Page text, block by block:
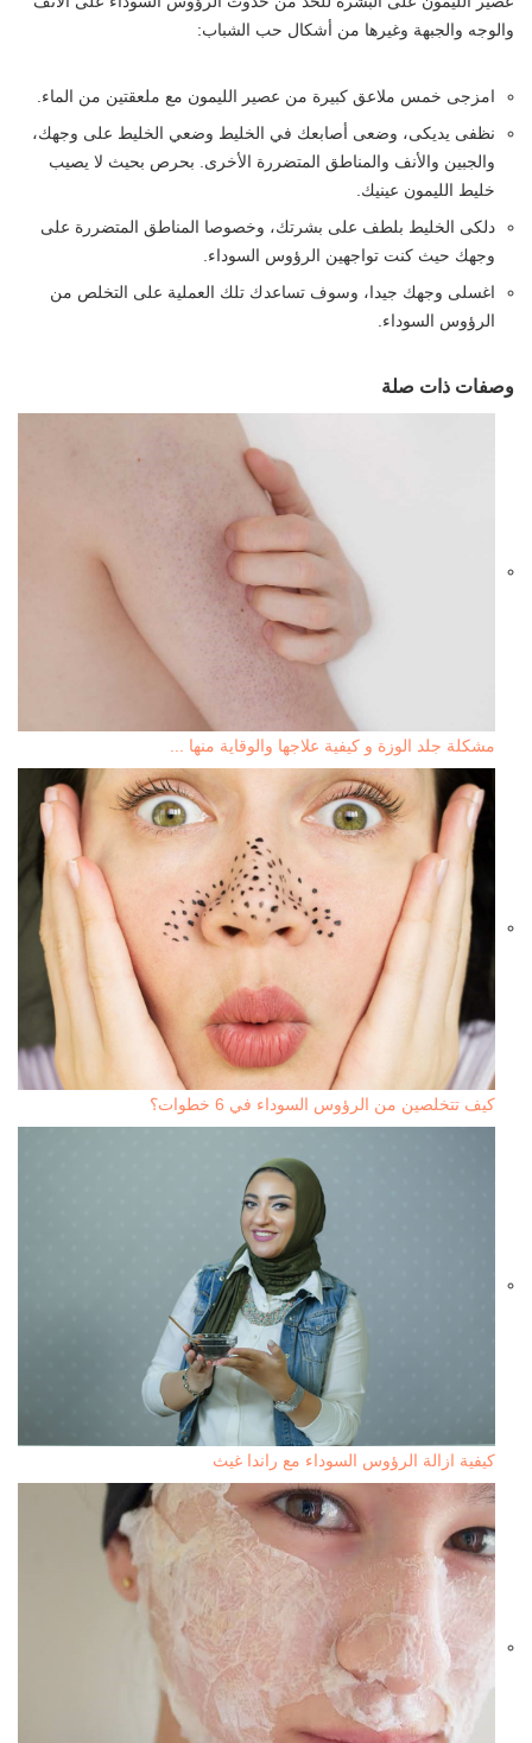
والوجه والجبهة وغيرها من أشكال حب الشباب:
امزجى خمس ملاعق كبيرة من عصير الليمون مع ملعقتين من الماء.
نظفى يديكى، وضعى أصابعك في الخليط وضعي الخليط على وجهك،
والجبين والأنف والمناطق المتضررة الأخرى. بحرص بحيث لا يصيب
خليط الليمون عينيك.
دلكى الخليط بلطف على بشرتك، وخصوصا المناطق المتضررة على
وجهك حيث كنت تواجهين الرؤوس السوداء.
اغسلى وجهك جيدا، وسوف تساعدك تلك العملية على التخلص من
الرؤوس السوداء.
وصفات ذات صلة
مشكلة جلد الوزة و كيفية علاجها والوقاية منها ...
كيف تتخلصين من الرؤوس السوداء في 6 خطوات؟
كيفية ازالة الرؤوس السوداء مع راندا غيث